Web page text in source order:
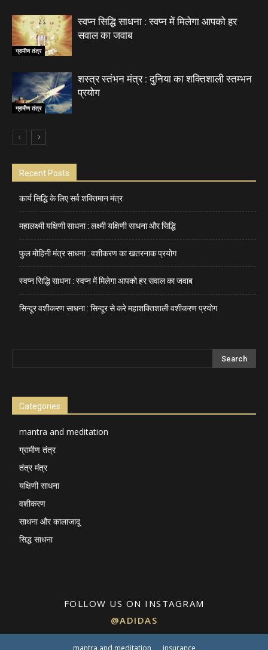
ग्रामीण तंत्र
स्वप्न सिद्धि साधना : स्वप्न में मिलेगा आपको हर
सवाल का जवाब
ग्रामीण तंत्र
शस्त्र स्तंभन मंत्र : दुनिया का शक्तिशाली स्तम्भन
प्रयोग
Recent Posts
कार्य सिद्धि के लिए सर्व शक्तिमान मंत्र
महालक्ष्मी यक्षिणी साधना : लक्ष्मी यक्षिणी साधना और सिद्धि
फुल मोहिनी मंत्र साधना : वशीकरण का खतरनाक प्रयोग
स्वप्न सिद्धि साधना : स्वप्न में मिलेगा आपको हर सवाल का जवाब
सिन्दूर वशीकरण साधना : सिन्दूर से करे महाशक्तिशाली वशीकरण प्रयोग
Categories
mantra and meditation
ग्रामीण तंत्र
तंत्र मंत्र
यक्षिणी साधना
वशीकरण
साधना और कालाजादू
सिद्ध साधना
FOLLOW US ON INSTAGRAM
@ADIDAS
mantra and meditation insurance